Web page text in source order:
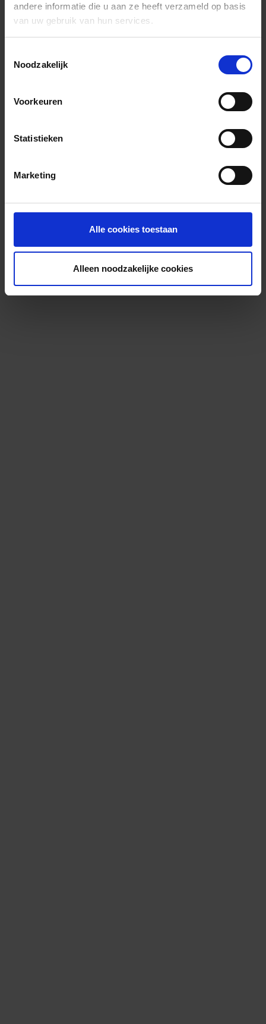
andere informatie die u aan ze heeft verzameld op basis
van uw gebruik van hun services.
Noodzakelijk
Voorkeuren
Statistieken
Marketing
Alle cookies toestaan
Alleen noodzakelijke cookies